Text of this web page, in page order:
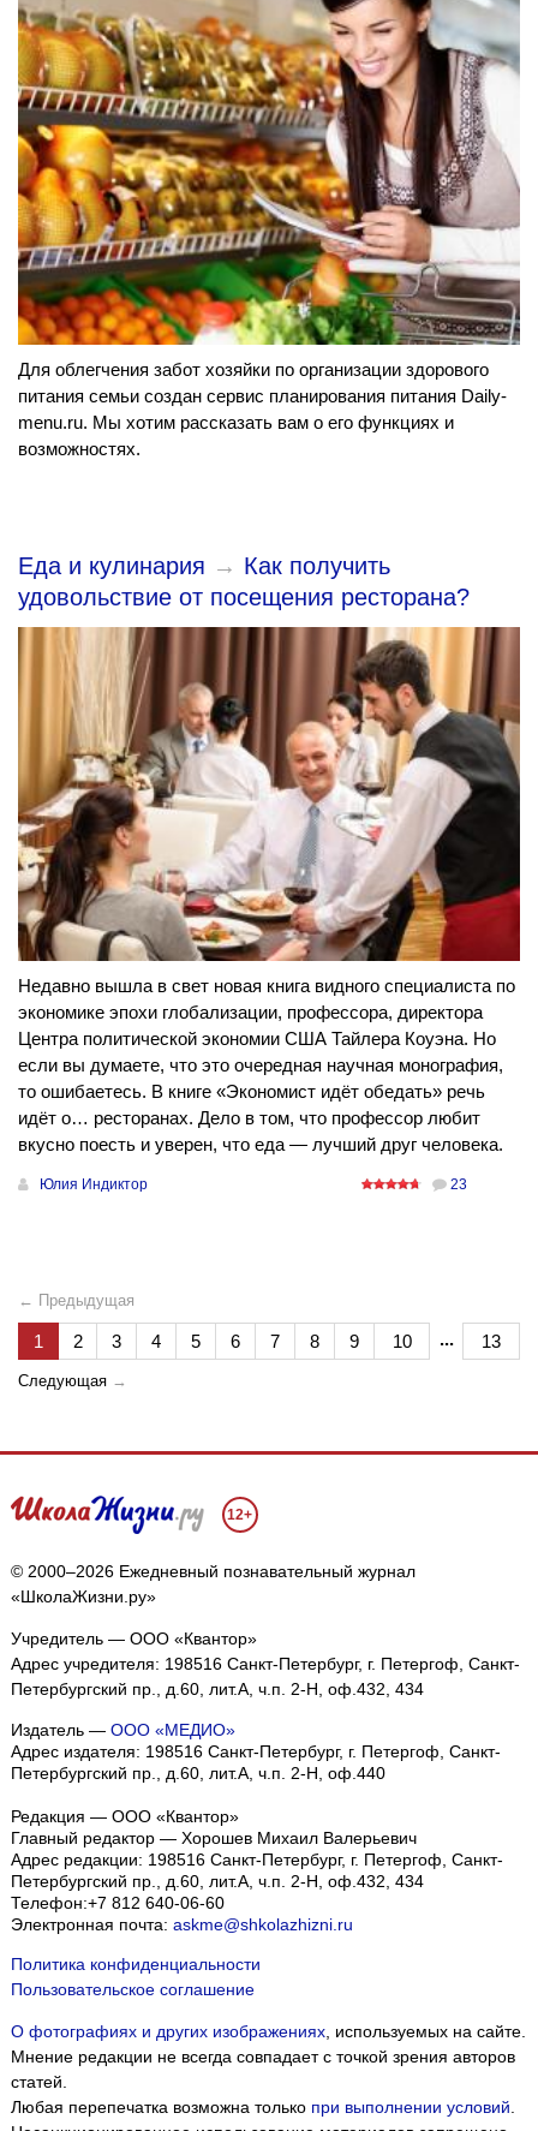
Для облегчения забот хозяйки по организации здорового
питания семьи создан сервис планирования питания Daily-
menu.ru. Мы хотим рассказать вам о его функциях и
возможностях.
Еда и кулинария → Как получить
удовольствие от посещения ресторана?
Недавно вышла в свет новая книга видного специалиста по
экономике эпохи глобализации, профессора, директора
Центра политической экономии США Тайлера Коуэна. Но
если вы думаете, что это очередная научная монография,
то ошибаетесь. В книге «Экономист идёт обедать» речь
идёт о… ресторанах. Дело в том, что профессор любит
вкусно поесть и уверен, что еда — лучший друг человека.
Юлия Индиктор 23
← Предыдущая
1 2 3 4 5 6 7 8 9 10 ... 13
Следующая →
12+
© 2000–2026 Ежедневный познавательный журнал
«ШколаЖизни.ру»
Учредитель — ООО «Квантор»
Адрес учредителя: 198516 Санкт-Петербург, г. Петергоф, Санкт-
Петербургский пр., д.60, лит.А, ч.п. 2-Н, оф.432, 434
Издатель — ООО «МЕДИО»
Адрес издателя: 198516 Санкт-Петербург, г. Петергоф, Санкт-
Петербургский пр., д.60, лит.А, ч.п. 2-Н, оф.440
Редакция — ООО «Квантор»
Главный редактор — Хорошев Михаил Валерьевич
Адрес редакции: 198516 Санкт-Петербург, г. Петергоф, Санкт-
Петербургский пр., д.60, лит.А, ч.п. 2-Н, оф.432, 434
Телефон:+7 812 640-06-60
Электронная почта: askme@shkolazhizni.ru
Политика конфиденциальности
Пользовательское соглашение
О фотографиях и других изображениях, используемых на сайте.
Мнение редакции не всегда совпадает с точкой зрения авторов
статей.
Любая перепечатка возможна только при выполнении условий.